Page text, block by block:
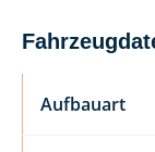
Aufbauart